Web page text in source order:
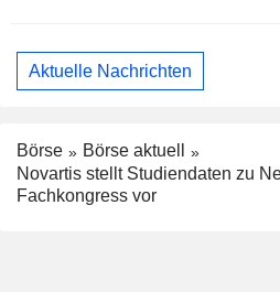
Aktuelle Nachrichten
Börse
Börse aktuell
Novartis stellt Studiendaten zu
Fachkongress vor